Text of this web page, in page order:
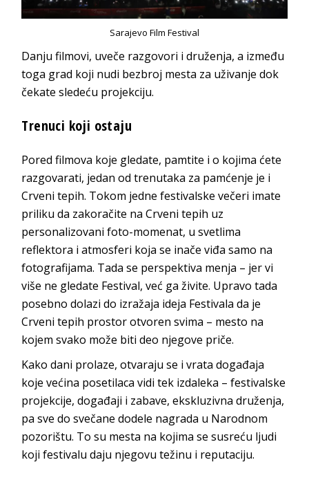
Sarajevo Film Festival
Danju filmovi, uveče razgovori i druženja, a između
toga grad koji nudi bezbroj mesta za uživanje dok
čekate sledeću projekciju.
Trenuci koji ostaju
Pored filmova koje gledate, pamtite i o kojima ćete
razgovarati, jedan od trenutaka za pamćenje je i
Crveni tepih. Tokom jedne festivalske večeri imate
priliku da zakoračite na Crveni tepih uz
personalizovani foto-momenat, u svetlima
reflektora i atmosferi koja se inače viđa samo na
fotografijama. Tada se perspektiva menja – jer vi
više ne gledate Festival, već ga živite. Upravo tada
posebno dolazi do izražaja ideja Festivala da je
Crveni tepih prostor otvoren svima – mesto na
kojem svako može biti deo njegove priče.
Kako dani prolaze, otvaraju se i vrata događaja
koje većina posetilaca vidi tek izdaleka – festivalske
projekcije, događaji i zabave, ekskluzivna druženja,
pa sve do svečane dodele nagrada u Narodnom
pozorištu. To su mesta na kojima se susreću ljudi
koji festivalu daju njegovu težinu i reputaciju.